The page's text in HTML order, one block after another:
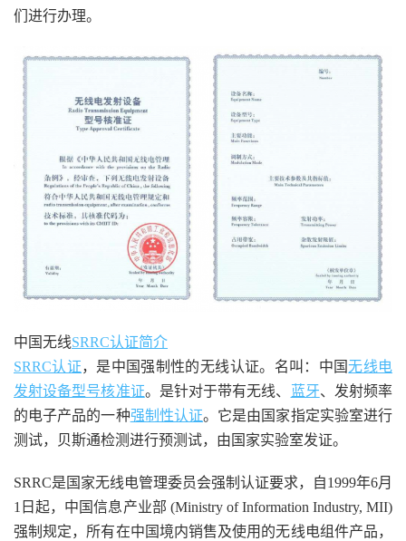
们进行办理。
中国无线SRRC认证简介
SRRC认证，是中国强制性的无线认证。名叫：中国无线电
发射设备型号核准证。是针对于带有无线、 蓝牙、发射频率
的电子产品的一种强制性认证。它是由国家指定实验室进行
测试，贝斯通检测进行预测试，由国家实验室发证。
SRRC是国家无线电管理委员会强制认证要求，自1999年6月
1日起，中国信息产业部 (Ministry of Information Industry, MII)
强制规定，所有在中国境内销售及使用的无线电组件产品，